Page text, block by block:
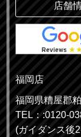
店舗
福岡店
福岡県糟屋郡
TEL：:0120-
(ガイダンス後